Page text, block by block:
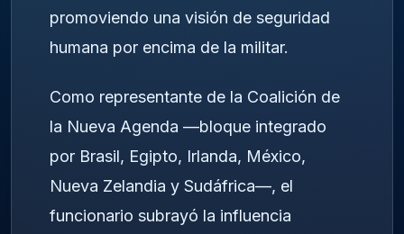
promoviendo una visión de seguridad
humana por encima de la militar.
Como representante de la Coalición de
la Nueva Agenda —bloque integrado
por Brasil, Egipto, Irlanda, México,
Nueva Zelandia y Sudáfrica—, el
funcionario subrayó la influencia